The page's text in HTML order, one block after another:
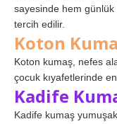
sayesinde hem günlük
tercih edilir.
Koton
Koton kumaş, nefes
çocuk kıyafetlerinde
Kadife
Kadife kumaş